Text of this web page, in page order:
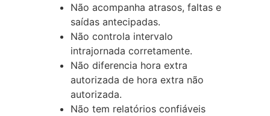
Não acompanha atrasos, faltas e
saídas antecipadas.
Não controla intervalo
intrajornada corretamente.
Não diferencia hora extra
autorizada de hora extra não
autorizada.
Não tem relatórios confiáveis